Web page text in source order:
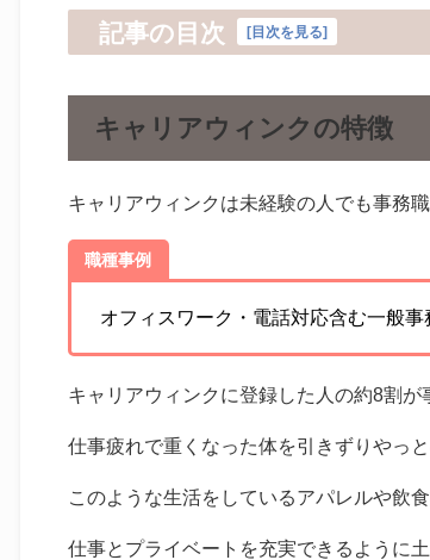
記事の目次 [目次を見る]
キャリアウィンクの特徴
キャリアウィンクは未経験の人でも事務
職種事例
オフィスワーク・電話対応含む一般事
キャリアウィンクに登録した人の約8割が
仕事疲れで重くなった体を引きずりやっ
このような生活をしているアパレルや飲
仕事とプライベートを充実できるように